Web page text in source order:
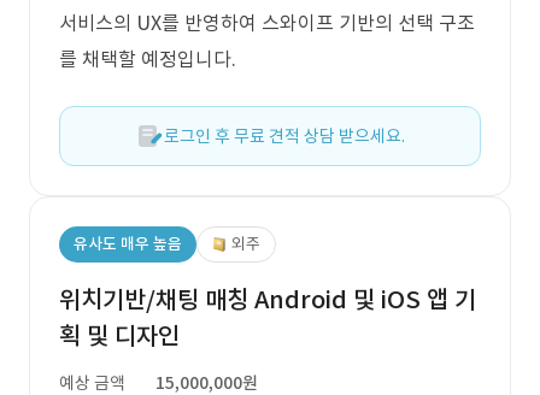
서비스의 UX를 반영하여 스와이프 기반의 선택 구조
를 채택할 예정입니다.
로그인 후 무료 견적 상담 받으세요.
유사도 매우 높음 외주
위치기반/채팅 매칭 Android 및 iOS 앱 기
획 및 디자인
예상 금액
15,000,000원